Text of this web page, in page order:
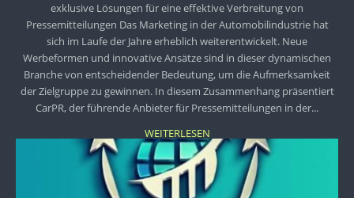
exklusive Lösungen für eine effektive Verbreitung von
Pressemitteilungen Das Marketing in der Automobilindustrie hat
sich im Laufe der Jahre erheblich weiterentwickelt. Neue
Werbeformen und innovative Ansätze sind in dieser dynamischen
Branche von entscheidender Bedeutung, um die Aufmerksamkeit
der Zielgruppe zu gewinnen. In diesem Zusammenhang präsentiert
CarPR, der führende Anbieter für Pressemitteilungen in der...
WEITERLESEN